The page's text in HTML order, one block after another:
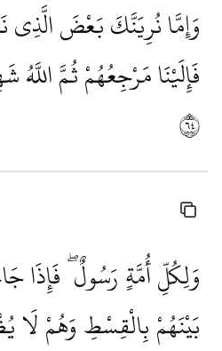
وَإِمَّا نُرِيَنَّكَ بَعْضَ الَّذِي
فَإِلَيْنَا مَرْجِعُهُمْ ثُمَّ اللَّهُ
٤٦
وَلِكُلِّ أُمَّةٍ رَسُولٌ ۖ فَإِذَا
بَيْنَهُمْ بِالْقِسْطِ وَهُمْ لَا